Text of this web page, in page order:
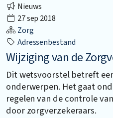
Nieuws
27 sep 2018
Zorg
Adressenbestand
Wijziging van de
Dit wetsvoorstel betreft
onderwerpen. Het gaat
regelen van de controle
door zorgverzekeraars.